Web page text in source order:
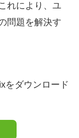
れにより、ユ
問題を解決す
をダウンロード